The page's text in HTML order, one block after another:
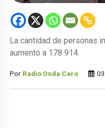
La cantidad de personas
aumentó a 178 914.
Por Radio Onda Cero